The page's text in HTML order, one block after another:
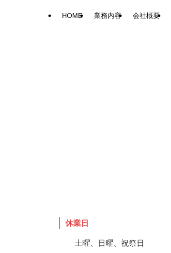
HOME 業務内容 会社概要
休業日
土曜、日曜、祝祭日